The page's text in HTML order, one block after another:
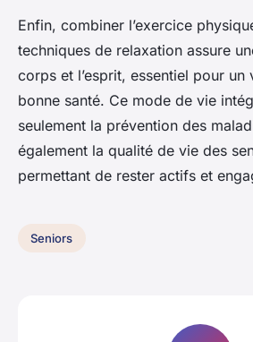
Enfin, combiner l’exercice
techniques de relaxation assure
corps et l’esprit, essentiel pour un
bonne santé. Ce mode de vie
seulement la prévention des
également la qualité de vie des
permettant de rester actifs et
Seniors